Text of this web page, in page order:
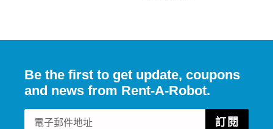
式
機
器
式
單
機
器
Be the first to get update, coupons
and news from Rent-A-Robot.
訂閱